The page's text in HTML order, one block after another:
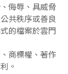
侮辱、具威脅
共秩序或善良
的檔案於雲門
商標權、著作
。